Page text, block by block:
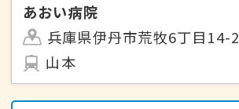
あおい病院
兵庫県伊丹市荒牧6丁目14-2
山本